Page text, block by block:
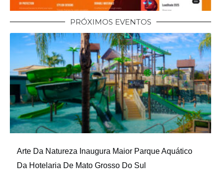
PRÓXIMOS EVENTOS
Arte Da Natureza Inaugura Maior Parque Aquático
Da Hotelaria De Mato Grosso Do Sul